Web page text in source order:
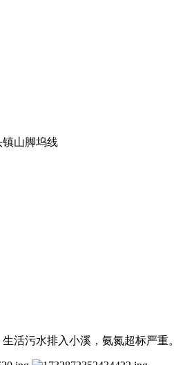
山脚坞线
活污水排入小溪，氨氮超标严重。